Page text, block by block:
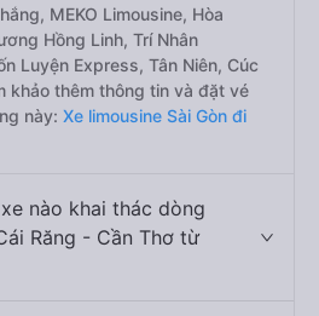
MEKO Limousine, Hòa
Hồng Linh, Trí Nhân
Luyện Express, Tân Niên, Cúc
khảo thêm thông tin và đặt vé
này: Xe limousine Sài Gòn đi
nào khai thác dòng
Răng - Cần Thơ từ